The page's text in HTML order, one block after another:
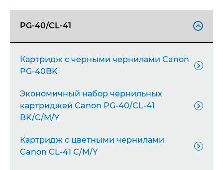
PG-40/CL-41 
Картридж с черными чернилами Canon
PG-40BK

Экономичный набор чернильных
картриджей Canon PG-40/CL-41
BK/C/M/Y

Картридж с цветными чернилами
Canon CL-41 C/M/Y
